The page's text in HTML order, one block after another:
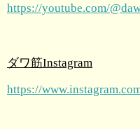
https://youtube.com/
ダワ筋Instagram
https://